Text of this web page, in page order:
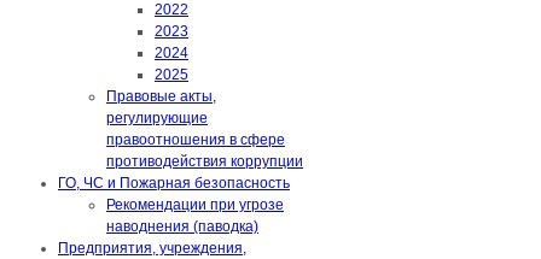
2022
2023
2024
2025
Правовые акты,
регулирующие
правоотношения в сфере
противодействия коррупции
ГО, ЧС и Пожарная безопасность
Рекомендации при угрозе
наводнения (паводка)
Предприятия, учреждения,